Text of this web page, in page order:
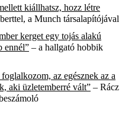
kiállhatsz, hozz létre
a Munch társalapítójával
kerget egy tojás alakú
ennél” – a hallgató hobbik
az egésznek az a
aki üzletemberré vált” – Rácz